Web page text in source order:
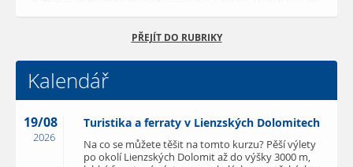
PŘEJÍT DO RUBRIKY
Kalendář
19/08
2026
Turistika a ferraty v Lienzských Dolomitech
Na co se můžete těšit na tomto kurzu? Pěší výlety
po okolí Lienzských Dolomit až do výšky 3000 m,